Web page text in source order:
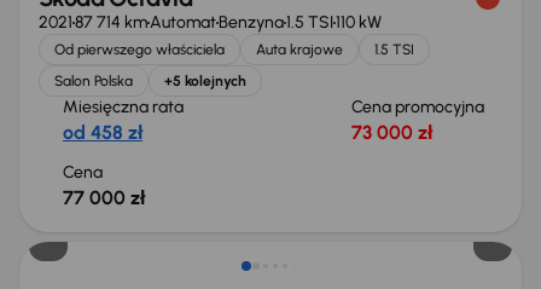
202187 714 kmAutomatBenzyna1.5 TSI110 kW
Od pierwszego właściciela Auta krajowe
1.5 TSI
Salon Polska
+5 kolejnych
Miesięczna rata
od 458 zł
Cena promocyjna
73 000 zł
Cena
77 000 zł